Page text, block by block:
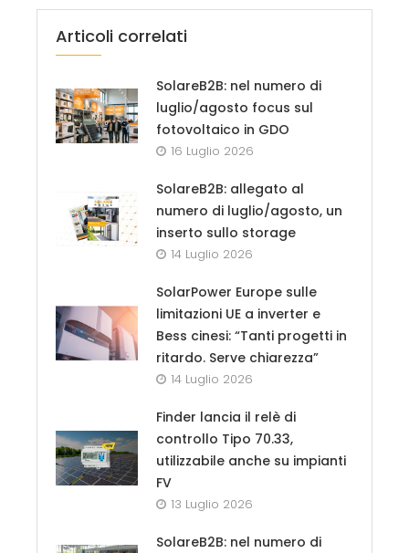
Articoli correlati
SolareB2B: nel numero di
luglio/agosto focus sul
fotovoltaico in GDO
16 Luglio 2026
SolareB2B: allegato al
numero di luglio/agosto, un
inserto sullo storage
14 Luglio 2026
SolarPower Europe sulle
limitazioni UE a inverter e
Bess cinesi: “Tanti progetti in
ritardo. Serve chiarezza”
14 Luglio 2026
Finder lancia il relè di
controllo Tipo 70.33,
utilizzabile anche su impianti
FV
13 Luglio 2026
SolareB2B: nel numero di